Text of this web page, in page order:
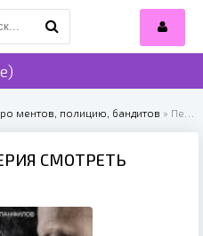
ментов, полицию, бандитов » Пес 2 сезон (2016)
СМОТРЕТЬ